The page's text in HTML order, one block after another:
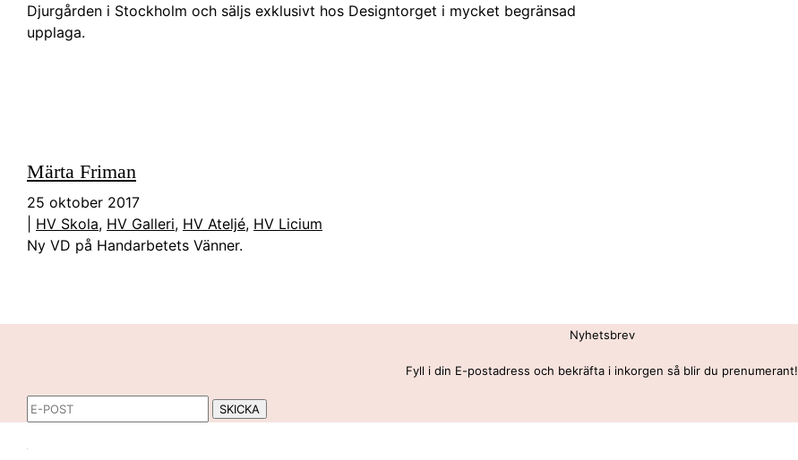
Djurgården i Stockholm och säljs exklusivt hos Designtorget i mycket begränsad
upplaga.
Märta Friman
25 oktober 2017
HV Skola, HV Galleri, HV Ateljé, HV Licium
Ny VD på Handarbetets Vänner.
Nyhetsbrev
Fyll i din E-postadress och bekräfta i inkorgen så blir du prenumerant!